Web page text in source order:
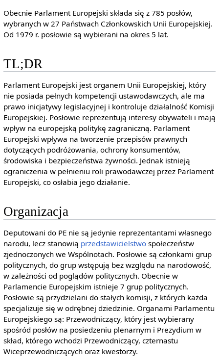
Obecnie Parlament Europejski składa się z 785 posłów,
wybranych w 27 Państwach Członkowskich Unii Europejskiej.
Od 1979 r. posłowie są wybierani na okres 5 lat.
TL;DR
Parlament Europejski jest organem Unii Europejskiej, który
nie posiada pełnych kompetencji ustawodawczych, ale ma
prawo inicjatywy legislacyjnej i kontroluje działalność Komisji
Europejskiej. Posłowie reprezentują interesy obywateli i mają
wpływ na europejską politykę zagraniczną. Parlament
Europejski wpływa na tworzenie przepisów prawnych
dotyczących podróżowania, ochrony konsumentów,
środowiska i bezpieczeństwa żywności. Jednak istnieją
ograniczenia w pełnieniu roli prawodawczej przez Parlament
Europejski, co osłabia jego działanie.
Organizacja
Deputowani do PE nie są jedynie reprezentantami własnego
narodu, lecz stanowią przedstawicielstwospołeczeństw
zjednoczonych we Wspólnotach. Posłowie są członkami grup
politycznych, do grup wstępują bez względu na narodowość,
w zależności od poglądów politycznych. Obecnie w
Parlamencie Europejskim istnieje 7 grup politycznych.
Posłowie są przydzielani do stałych komisji, z których każda
specjalizuje się w odrębnej dziedzinie. Organami Parlamentu
Europejskiego są: Przewodniczący, który jest wybierany
spośród posłów na posiedzeniu plenarnym i Prezydium w
skład, którego wchodzi Przewodniczący, czternastu
Wiceprzewodniczących oraz kwestorzy.